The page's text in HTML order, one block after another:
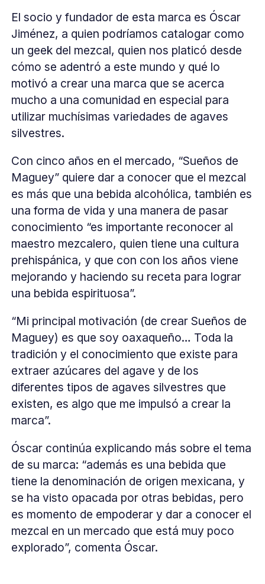
El socio y fundador de esta marca es Óscar
Jiménez, a quien podríamos catalogar como
un geek del mezcal, quien nos platicó desde
cómo se adentró a este mundo y qué lo
motivó a crear una marca que se acerca
mucho a una comunidad en especial para
utilizar muchísimas variedades de agaves
silvestres.
Con cinco años en el mercado, “Sueños de
Maguey” quiere dar a conocer que el mezcal
es más que una bebida alcohólica, también es
una forma de vida y una manera de pasar
conocimiento “es importante reconocer al
maestro mezcalero, quien tiene una cultura
prehispánica, y que con con los años viene
mejorando y haciendo su receta para lograr
una bebida espirituosa”.
“Mi principal motivación (de crear Sueños de
Maguey) es que soy oaxaqueño… Toda la
tradición y el conocimiento que existe para
extraer azúcares del agave y de los
diferentes tipos de agaves silvestres que
existen, es algo que me impulsó a crear la
marca”.
Óscar continúa explicando más sobre el tema
de su marca: “además es una bebida que
tiene la denominación de origen mexicana, y
se ha visto opacada por otras bebidas, pero
es momento de empoderar y dar a conocer el
mezcal en un mercado que está muy poco
explorado”, comenta Óscar.